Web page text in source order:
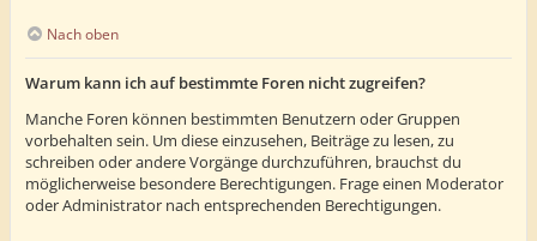
Nach oben
Warum kann ich auf bestimmte Foren nicht zugreifen?
Manche Foren können bestimmten Benutzern oder Gruppen
vorbehalten sein. Um diese einzusehen, Beiträge zu lesen, zu
schreiben oder andere Vorgänge durchzuführen, brauchst du
möglicherweise besondere Berechtigungen. Frage einen Moderator
oder Administrator nach entsprechenden Berechtigungen.